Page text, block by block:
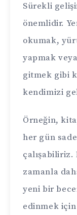
Sürekli
önemlidir.
okumak,
yapmak
gitmek gibi
kendimizi
Örneğin,
her gün
çalışabiliriz.
zamanla
yeni bir
edinmek